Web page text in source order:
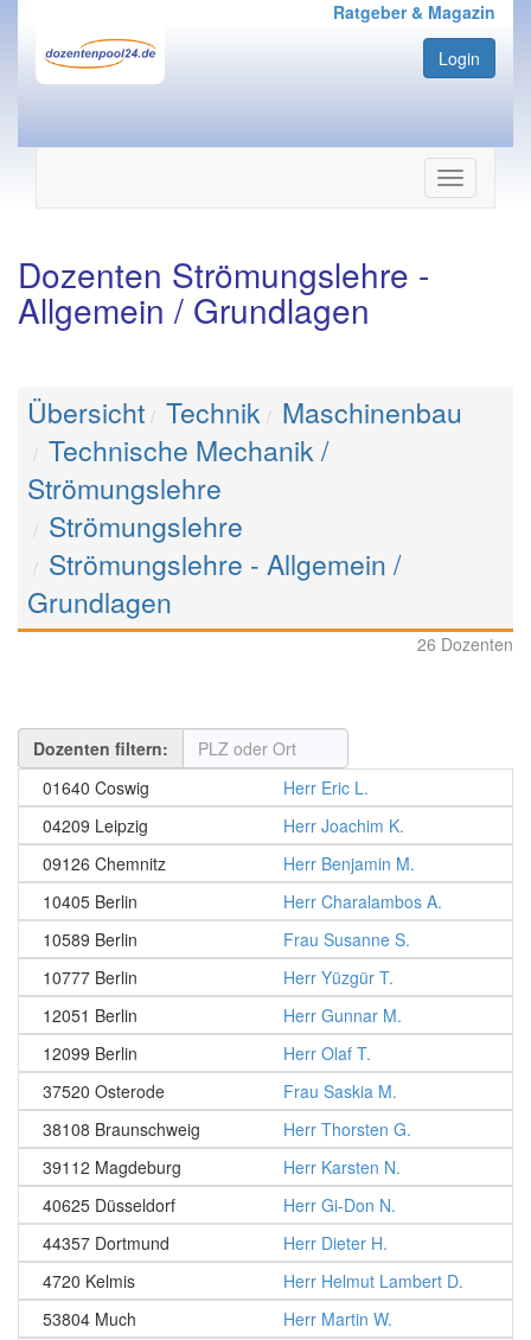
Ratgeber & Magazin
Login
Navigation
ein-/
Dozenten Strömungslehre -
Allgemein / Grundlagen
Übersicht Technik Maschinenbau
Technische Mechanik /
Strömungslehre
Strömungslehre
Strömungslehre - Allgemein /
Grundlagen
26 Dozenten
Dozenten filtern:
01640 Coswig
Herr Eric L.
04209 Leipzig
Herr Joachim K.
09126 Chemnitz
Herr Benjamin M.
10405 Berlin
Herr Charalambos A.
10589 Berlin
Frau Susanne S.
10777 Berlin
Herr Yüzgür T.
12051 Berlin
Herr Gunnar M.
12099 Berlin
Herr Olaf T.
37520 Osterode
Frau Saskia M.
38108 Braunschweig
Herr Thorsten G.
39112 Magdeburg
Herr Karsten N.
40625 Düsseldorf
Herr Gi-Don N.
44357 Dortmund
Herr Dieter H.
4720 Kelmis
Herr Helmut Lambert D.
53804 Much
Herr Martin W.